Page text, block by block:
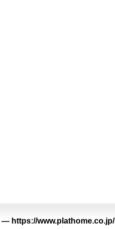
— https://www.plathome.co.jp/